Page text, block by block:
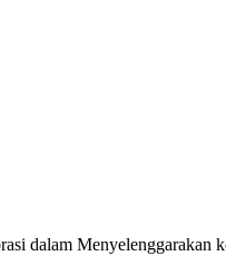
dalam Menyelenggarakan